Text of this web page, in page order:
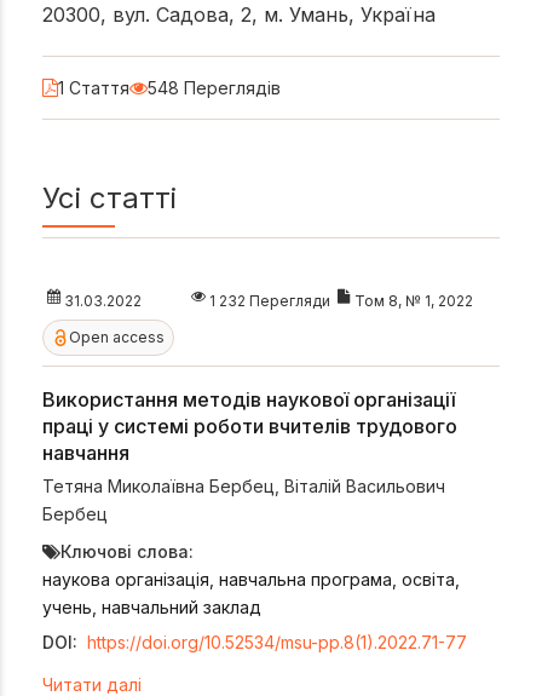
20300, вул. Садова, 2, м. Умань, Україна
1 Стаття 548 Переглядів
Усі статті
31.03.2022 1 232 Перегляди Том 8, № 1, 2022
Open access
Використання методів наукової організації
праці у системі роботи вчителів трудового
навчання
Тетяна Миколаївна Бербец Віталій Васильович
Бербец
Ключові слова:
наукова організація, навчальна програма, освіта,
учень, навчальний заклад
DOI: https://doi.org/10.52534/msu-pp.8(1).2022.71-77
Читати далі